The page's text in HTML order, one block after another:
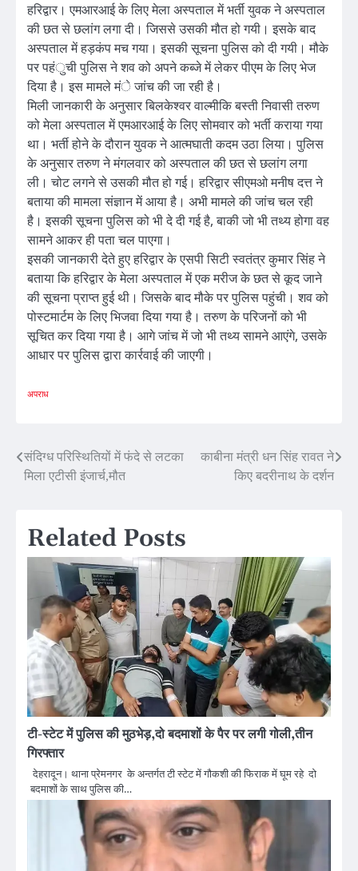
हरिद्वार। एमआरआई के लिए मेला अस्पताल में भर्ती युवक ने अस्पताल
की छत से छलांग लगा दी। जिससे उसकी मौत हो गयी। इसके बाद
अस्पताल में हड़कंप मच गया। इसकी सूचना पुलिस को दी गयी। मौके
पर पहंुची पुलिस ने शव को अपने कब्जे में लेकर पीएम के लिए भेज
दिया है। इस मामले मंे जांच की जा रही है।
मिली जानकारी के अनुसार बिलकेश्वर वाल्मीकि बस्ती निवासी तरुण
को मेला अस्पताल में एमआरआई के लिए सोमवार को भर्ती कराया गया
था। भर्ती होने के दौरान युवक ने आत्मघाती कदम उठा लिया। पुलिस
के अनुसार तरुण ने मंगलवार को अस्पताल की छत से छलांग लगा
ली। चोट लगने से उसकी मौत हो गई। हरिद्वार सीएमओ मनीष दत्त ने
बताया की मामला संज्ञान में आया है। अभी मामले की जांच चल रही
है। इसकी सूचना पुलिस को भी दे दी गई है, बाकी जो भी तथ्य होगा वह
सामने आकर ही पता चल पाएगा।
इसकी जानकारी देते हुए हरिद्वार के एसपी सिटी स्वतंत्र कुमार सिंह ने
बताया कि हरिद्वार के मेला अस्पताल में एक मरीज के छत से कूद जाने
की सूचना प्राप्त हुई थी। जिसके बाद मौके पर पुलिस पहुंची। शव को
पोस्टमार्टम के लिए भिजवा दिया गया है। तरुण के परिजनों को भी
सूचित कर दिया गया है। आगे जांच में जो भी तथ्य सामने आएंगे, उसके
आधार पर पुलिस द्वारा कार्रवाई की जाएगी।
अपराध
Post
navigation
संदिग्ध परिस्थितियों में फंदे से लटका
मिला एटीसी इंजार्च,मौत
काबीना मंत्री धन सिंह रावत ने
किए बदरीनाथ के दर्शन
Related Posts
टी-स्टेट में पुलिस की मुठभेड़,दो बदमाशों के पैर पर लगी गोली,तीन
गिरफ्तार
देहरादून। थाना प्रेमनगर के अन्तर्गत टी स्टेट में गौकशी की फिराक में घूम रहे दो
बदमाशों के साथ पुलिस की…